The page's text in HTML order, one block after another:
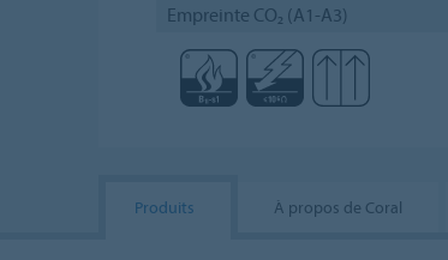
Empreinte CO₂ (A1-A3)
Produits À propos de Coral